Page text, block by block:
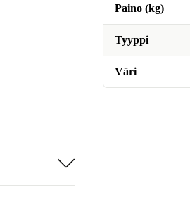
Paino (kg)
Tyyppi
Väri